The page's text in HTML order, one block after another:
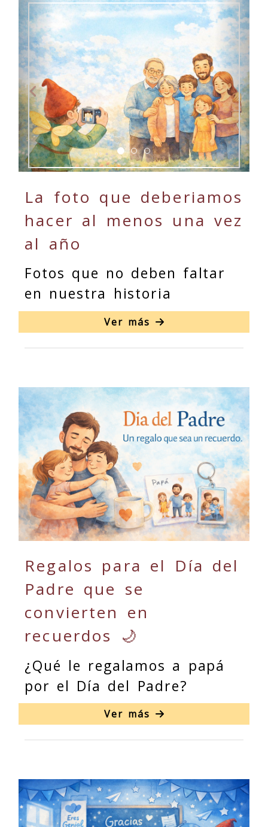
Anterior
La foto que deberiamos
hacer al menos una vez
al año
Fotos que no deben faltar
en nuestra historia
Ver más
Regalos para el Día del
Padre que se
convierten en
recuerdos 🌙
¿Qué le regalamos a papá
por el Día del Padre?
Ver más